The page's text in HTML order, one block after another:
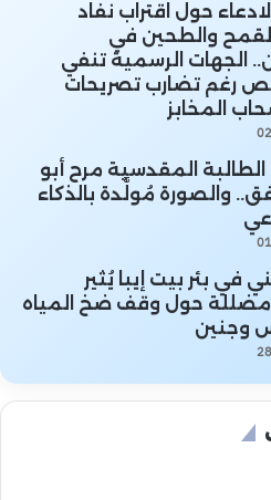
حول اقتراب نفاد
والطحين في
الجهات الرسمية تنفي
رغم تضارب تصريحات
المخابز
الطالبة المقدسية مرح أبو
والصورة مُولَّدة بالذكاء
في بئر بيت إيبا يُثير
مضللة حول وقف ضخ المياه
وجنين